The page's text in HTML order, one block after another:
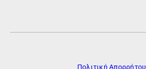
Πολιτική Απορρήτου